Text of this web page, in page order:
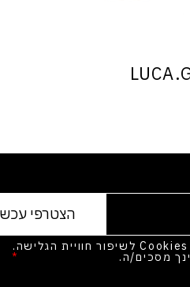
אנו משתמשים בקבצי Cookies לשיפור חוויית הגלישה.
מסכים/ה. *